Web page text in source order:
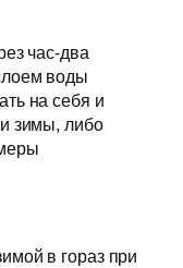
час-два
воды
на себя и
зимы, либо
в гораз при